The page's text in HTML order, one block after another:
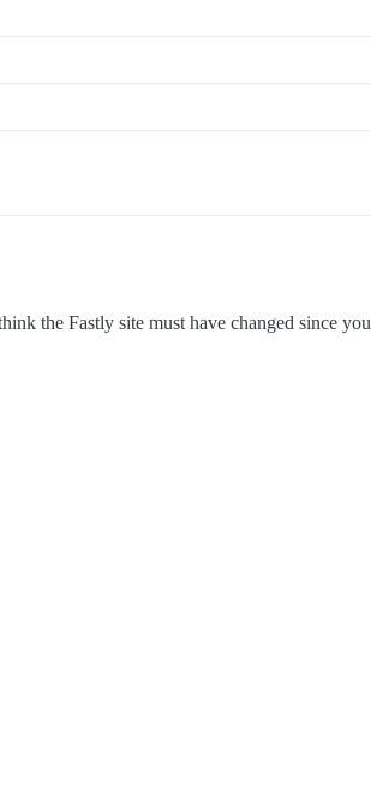
the Fastly site must have changed since you